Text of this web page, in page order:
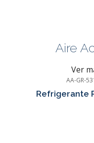
Aire
Ver
AA-GR-
Refrigerante